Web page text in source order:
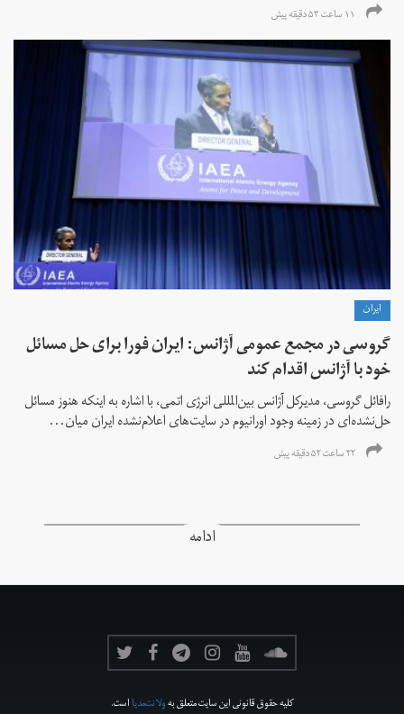
۱۱ ساعت ۵۳ دقیقه پیش
ايران
گروسی در مجمع عمومی آژانس: ایران فورا برای حل مسائل
خود با آژانس اقدام کند
رافائل گروسی، مدیرکل آژانس بین‌المللی انرژی اتمی، با اشاره به اینکه هنوز مسائل
حل‌نشده‌ای در زمینه وجود اورانیوم در سایت‌های اعلام‌نشده ایران میان...
۲۲ ساعت ۵۲ دقیقه پیش
ادامه
کلیه حقوق قانونی این سایت متعلق بهولانت‌مدیااست.